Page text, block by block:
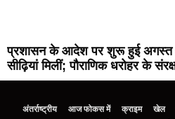
प्रशासन के आदेश पर शुरू हुई अगस्त
सीढ़ियां मिलीं; पौराणिक धरोहर के
अंतर्राष्ट्रीय आज फोकस में क्राइम खेल